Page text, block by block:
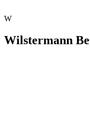
W
Wilstermann